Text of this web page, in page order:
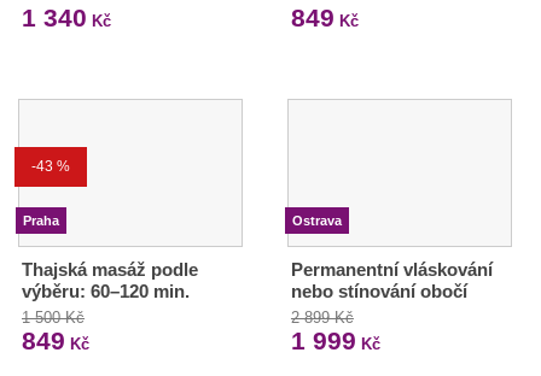
1 340 Kč 849 Kč
-43 %
Praha
Thajská masáž podle
výběru: 60–120 min.
1 500 Kč
849 Kč
Ostrava
Permanentní vláskování
nebo stínování obočí
2 899 Kč
1 999 Kč